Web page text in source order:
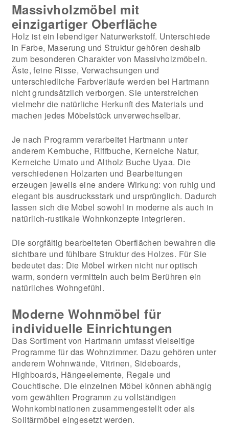
Massivholzmöbel mit
einzigartiger Oberfläche
Holz ist ein lebendiger Naturwerkstoff. Unterschiede
in Farbe, Maserung und Struktur gehören deshalb
zum besonderen Charakter von Massivholzmöbeln.
Äste, feine Risse, Verwachsungen und
unterschiedliche Farbverläufe werden bei Hartmann
nicht grundsätzlich verborgen. Sie unterstreichen
vielmehr die natürliche Herkunft des Materials und
machen jedes Möbelstück unverwechselbar.
Je nach Programm verarbeitet Hartmann unter
anderem Kernbuche, Riffbuche, Kerneiche Natur,
Kerneiche Umato und Altholz Buche Uyaa. Die
verschiedenen Holzarten und Bearbeitungen
erzeugen jeweils eine andere Wirkung: von ruhig und
elegant bis ausdrucksstark und ursprünglich. Dadurch
lassen sich die Möbel sowohl in moderne als auch in
natürlich-rustikale Wohnkonzepte integrieren.
Die sorgfältig bearbeiteten Oberflächen bewahren die
sichtbare und fühlbare Struktur des Holzes. Für Sie
bedeutet das: Die Möbel wirken nicht nur optisch
warm, sondern vermitteln auch beim Berühren ein
natürliches Wohngefühl.
Moderne Wohnmöbel für
individuelle Einrichtungen
Das Sortiment von Hartmann umfasst vielseitige
Programme für das Wohnzimmer. Dazu gehören unter
anderem Wohnwände, Vitrinen, Sideboards,
Highboards, Hängeelemente, Regale und
Couchtische. Die einzelnen Möbel können abhängig
vom gewählten Programm zu vollständigen
Wohnkombinationen zusammengestellt oder als
Solitärmöbel eingesetzt werden.